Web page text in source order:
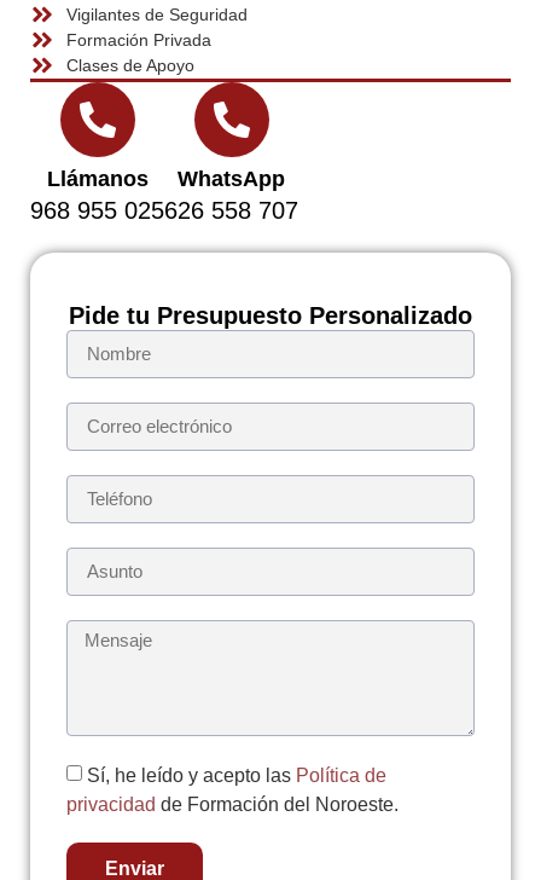
Vigilantes de Seguridad
Formación Privada
Clases de Apoyo
Llámanos
968 955 025
WhatsApp
626 558 707
Pide tu Presupuesto Personalizado
Sí, he leído y acepto las Política de
privacidad de Formación del Noroeste.
Enviar